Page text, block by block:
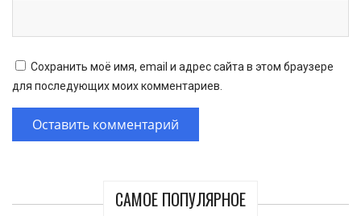
САМОЕ ПОПУЛЯРНОЕ
Сохранить моё имя, email и адрес сайта в этом браузере
для последующих моих комментариев.